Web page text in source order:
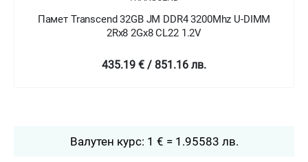
Памет Transcend 32GB JM DDR4 3200Mhz U-DIMM
2Rx8 2Gx8 CL22 1.2V
435.19 € / 851.16 лв.
Валутен курс: 1 € = 1.95583 лв.